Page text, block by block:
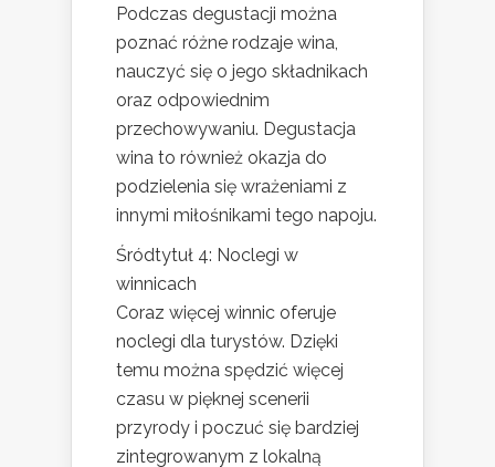
Podczas degustacji można
poznać różne rodzaje wina,
nauczyć się o jego składnikach
oraz odpowiednim
przechowywaniu. Degustacja
wina to również okazja do
podzielenia się wrażeniami z
innymi miłośnikami tego napoju.
Śródtytuł 4: Noclegi w
winnicach
Coraz więcej winnic oferuje
noclegi dla turystów. Dzięki
temu można spędzić więcej
czasu w pięknej scenerii
przyrody i poczuć się bardziej
zintegrowanym z lokalną